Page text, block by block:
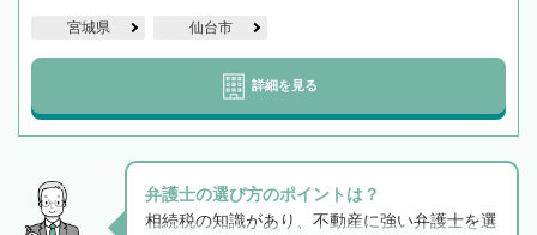
宮城県 仙台市
詳細を見る
弁護士の選び方のポイントは？
相続税の知識があり、不動産に強い弁護士を選